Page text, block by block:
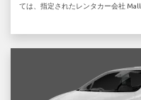
ては、指定されたレンタカー会社